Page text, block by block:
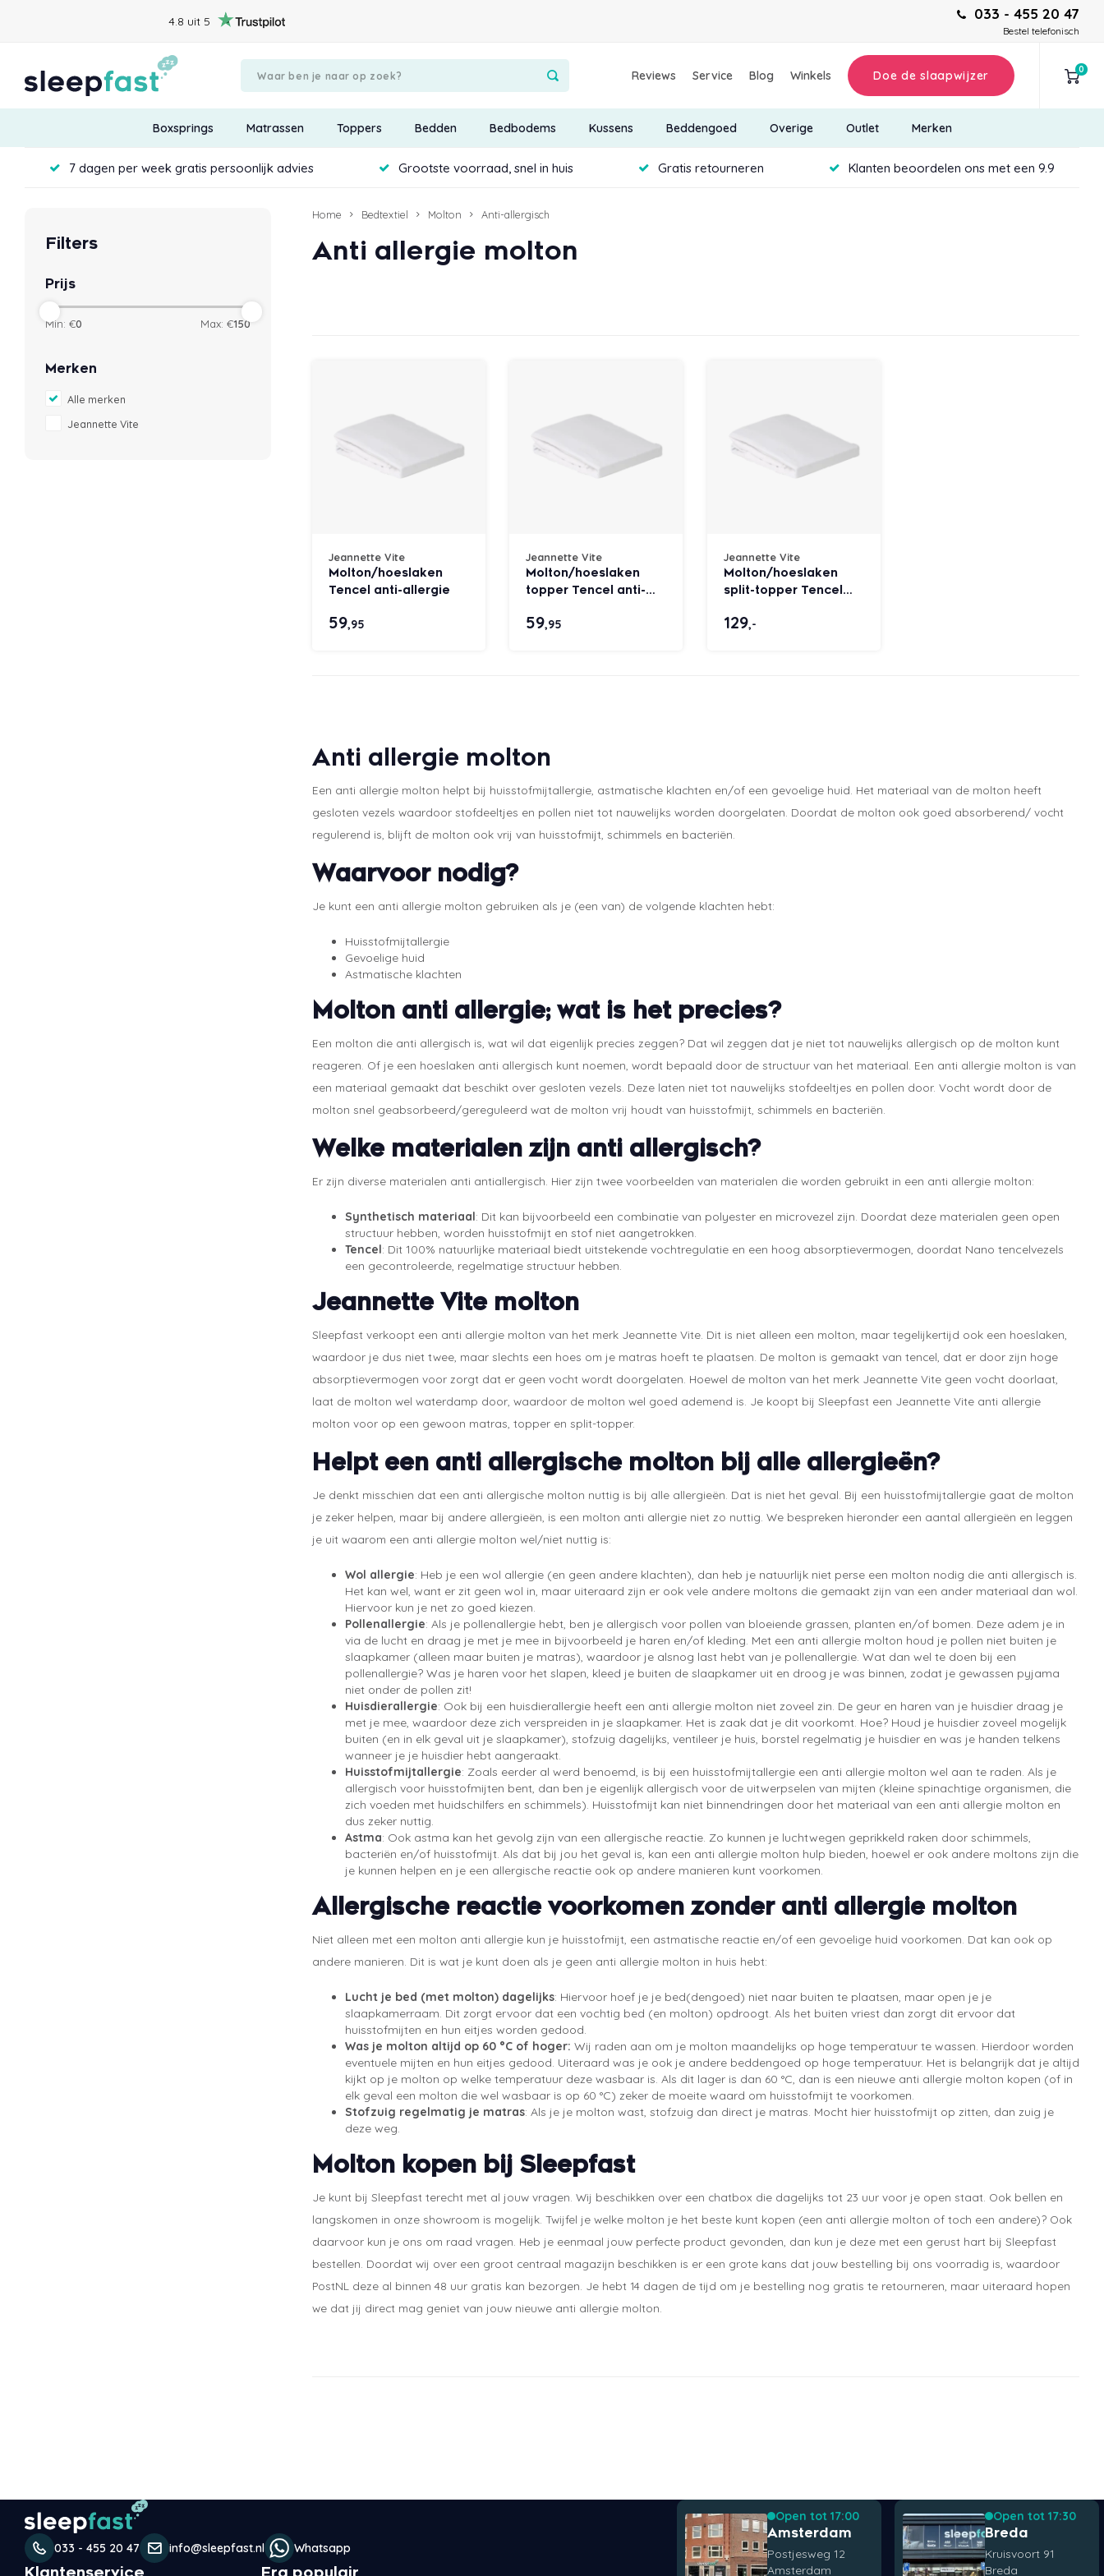
4.8 uit 5 033 - 455 20 47
Bestel telefonisch
Reviews Service Blog Winkels Doe de slaapwijzer 0
Boxsprings Matrassen Toppers Bedden Bedbodems Kussens Beddengoed Overige Outlet Merken
7 dagen per week gratis persoonlijk advies Grootste voorraad, snel in huis Gratis retourneren Klanten beoordelen ons met een 9.9
Filters
Prijs
Min: €0 Max: €150
Merken
Alle merken
Jeannette Vite
Home Bedtextiel Molton Anti-allergisch
Anti allergie molton
Jeannette Vite
Molton/hoeslaken
Tencel anti-allergie
59,95
Jeannette Vite
Molton/hoeslaken
topper Tencel anti-
59,95
Jeannette Vite
Molton/hoeslaken
split-topper Tencel
129,-
Anti allergie molton
Een anti allergie molton helpt bij huisstofmijtallergie, astmatische klachten en/of een gevoelige huid. Het materiaal van de molton heeft
gesloten vezels waardoor stofdeeltjes en pollen niet tot nauwelijks worden doorgelaten. Doordat de molton ook goed absorberend/ vocht
regulerend is, blijft de molton ook vrij van huisstofmijt, schimmels en bacteriën.
Waarvoor nodig?
Je kunt een anti allergie molton gebruiken als je (een van) de volgende klachten hebt:
Huisstofmijtallergie
Gevoelige huid
Astmatische klachten
Molton anti allergie; wat is het precies?
Een molton die anti allergisch is, wat wil dat eigenlijk precies zeggen? Dat wil zeggen dat je niet tot nauwelijks allergisch op de molton kunt
reageren. Of je een hoeslaken anti allergisch kunt noemen, wordt bepaald door de structuur van het materiaal. Een anti allergie molton is van
een materiaal gemaakt dat beschikt over gesloten vezels. Deze laten niet tot nauwelijks stofdeeltjes en pollen door. Vocht wordt door de
molton snel geabsorbeerd/gereguleerd wat de molton vrij houdt van huisstofmijt, schimmels en bacteriën.
Welke materialen zijn anti allergisch?
Er zijn diverse materialen anti antiallergisch. Hier zijn twee voorbeelden van materialen die worden gebruikt in een anti allergie molton:
Synthetisch materiaal: Dit kan bijvoorbeeld een combinatie van polyester en microvezel zijn. Doordat deze materialen geen open
structuur hebben, worden huisstofmijt en stof niet aangetrokken.
Tencel: Dit 100% natuurlijke materiaal biedt uitstekende vochtregulatie en een hoog absorptievermogen, doordat Nano tencelvezels
een gecontroleerde, regelmatige structuur hebben.
Jeannette Vite molton
Sleepfast verkoopt een anti allergie molton van het merk Jeannette Vite. Dit is niet alleen een molton, maar tegelijkertijd ook een hoeslaken,
waardoor je dus niet twee, maar slechts een hoes om je matras hoeft te plaatsen. De molton is gemaakt van tencel, dat er door zijn hoge
absorptievermogen voor zorgt dat er geen vocht wordt doorgelaten. Hoewel de molton van het merk Jeannette Vite geen vocht doorlaat,
laat de molton wel waterdamp door, waardoor de molton wel goed ademend is. Je koopt bij Sleepfast een Jeannette Vite anti allergie
molton voor op een gewoon matras, topper en split-topper.
Helpt een anti allergische molton bij alle allergieën?
Je denkt misschien dat een anti allergische molton nuttig is bij alle allergieën. Dat is niet het geval. Bij een huisstofmijtallergie gaat de molton
je zeker helpen, maar bij andere allergieën, is een molton anti allergie niet zo nuttig. We bespreken hieronder een aantal allergieën en leggen
je uit waarom een anti allergie molton wel/niet nuttig is:
Wol allergie: Heb je een wol allergie (en geen andere klachten), dan heb je natuurlijk niet perse een molton nodig die anti allergisch is.
Het kan wel, want er zit geen wol in, maar uiteraard zijn er ook vele andere moltons die gemaakt zijn van een ander materiaal dan wol.
Hiervoor kun je net zo goed kiezen.
Pollenallergie: Als je pollenallergie hebt, ben je allergisch voor pollen van bloeiende grassen, planten en/of bomen. Deze adem je in
via de lucht en draag je met je mee in bijvoorbeeld je haren en/of kleding. Met een anti allergie molton houd je pollen niet buiten je
slaapkamer (alleen maar buiten je matras), waardoor je alsnog last hebt van je pollenallergie. Wat dan wel te doen bij een
pollenallergie? Was je haren voor het slapen, kleed je buiten de slaapkamer uit en droog je was binnen, zodat je gewassen pyjama
niet onder de pollen zit!
Huisdierallergie: Ook bij een huisdierallergie heeft een anti allergie molton niet zoveel zin. De geur en haren van je huisdier draag je
met je mee, waardoor deze zich verspreiden in je slaapkamer. Het is zaak dat je dit voorkomt. Hoe? Houd je huisdier zoveel mogelijk
buiten (en in elk geval uit je slaapkamer), stofzuig dagelijks, ventileer je huis, borstel regelmatig je huisdier en was je handen telkens
wanneer je je huisdier hebt aangeraakt.
Huisstofmijtallergie: Zoals eerder al werd benoemd, is bij een huisstofmijtallergie een anti allergie molton wel aan te raden. Als je
allergisch voor huisstofmijten bent, dan ben je eigenlijk allergisch voor de uitwerpselen van mijten (kleine spinachtige organismen, die
zich voeden met huidschilfers en schimmels). Huisstofmijt kan niet binnendringen door het materiaal van een anti allergie molton en
dus zeker nuttig.
Astma: Ook astma kan het gevolg zijn van een allergische reactie. Zo kunnen je luchtwegen geprikkeld raken door schimmels,
bacteriën en/of huisstofmijt. Als dat bij jou het geval is, kan een anti allergie molton hulp bieden, hoewel er ook andere moltons zijn die
je kunnen helpen en je een allergische reactie ook op andere manieren kunt voorkomen.
Allergische reactie voorkomen zonder anti allergie molton
Niet alleen met een molton anti allergie kun je huisstofmijt, een astmatische reactie en/of een gevoelige huid voorkomen. Dat kan ook op
andere manieren. Dit is wat je kunt doen als je geen anti allergie molton in huis hebt:
Lucht je bed (met molton) dagelijks: Hiervoor hoef je je bed(dengoed) niet naar buiten te plaatsen, maar open je je
slaapkamerraam. Dit zorgt ervoor dat een vochtig bed (en molton) opdroogt. Als het buiten vriest dan zorgt dit ervoor dat
huisstofmijten en hun eitjes worden gedood.
Was je molton altijd op 60 °C of hoger: Wij raden aan om je molton maandelijks op hoge temperatuur te wassen. Hierdoor worden
eventuele mijten en hun eitjes gedood. Uiteraard was je ook je andere beddengoed op hoge temperatuur. Het is belangrijk dat je altijd
kijkt op je molton op welke temperatuur deze wasbaar is. Als dit lager is dan 60 °C, dan is een nieuwe anti allergie molton kopen (of in
elk geval een molton die wel wasbaar is op 60 °C) zeker de moeite waard om huisstofmijt te voorkomen.
Stofzuig regelmatig je matras: Als je je molton wast, stofzuig dan direct je matras. Mocht hier huisstofmijt op zitten, dan zuig je
deze weg.
Molton kopen bij Sleepfast
Je kunt bij Sleepfast terecht met al jouw vragen. Wij beschikken over een chatbox die dagelijks tot 23 uur voor je open staat. Ook bellen en
langskomen in onze showroom is mogelijk. Twijfel je welke molton je het beste kunt kopen (een anti allergie molton of toch een andere)? Ook
daarvoor kun je ons om raad vragen. Heb je eenmaal jouw perfecte product gevonden, dan kun je deze met een gerust hart bij Sleepfast
bestellen. Doordat wij over een groot centraal magazijn beschikken is er een grote kans dat jouw bestelling bij ons voorradig is, waardoor
PostNL deze al binnen 48 uur gratis kan bezorgen. Je hebt 14 dagen de tijd om je bestelling nog gratis te retourneren, maar uiteraard hopen
we dat jij direct mag geniet van jouw nieuwe anti allergie molton.
Open tot 17:00
Amsterdam
Postjesweg 12
Amsterdam
Open tot 17:30
Breda
Kruisvoort 91
Breda
033 - 455 20 47 info@sleepfast.nl Whatsapp
Klantenservice Erg populair